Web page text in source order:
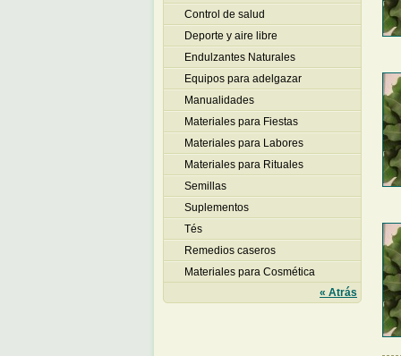
Control de salud
Deporte y aire libre
Endulzantes Naturales
Equipos para adelgazar
Manualidades
Materiales para Fiestas
Materiales para Labores
Materiales para Rituales
Semillas
Suplementos
Tés
Remedios caseros
Materiales para Cosmética
« Atrás